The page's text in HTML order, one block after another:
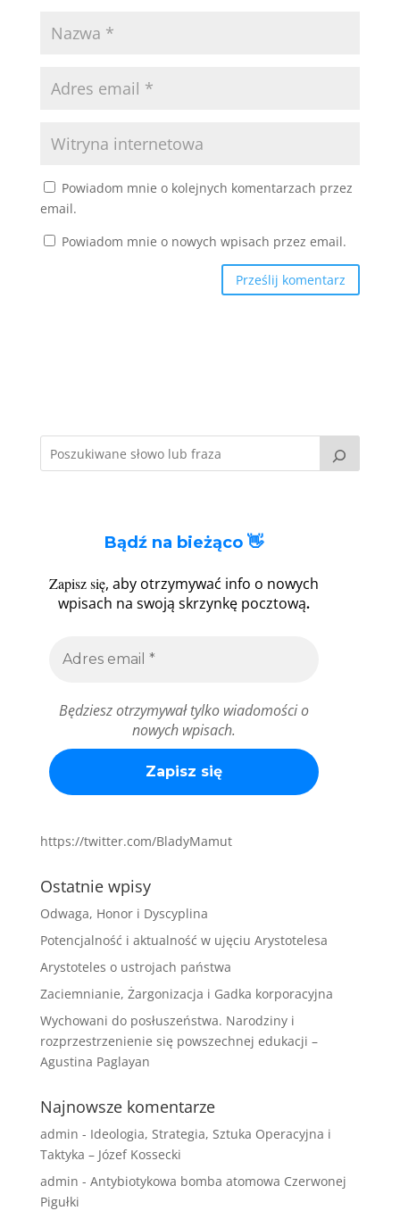
Powiadom mnie o kolejnych komentarzach przez
email.
Powiadom mnie o nowych wpisach przez email.
Bądź na bieżąco 👋
Zapisz się, aby otrzymywać info o nowych
wpisach na swoją skrzynkę pocztową.
Będziesz otrzymywał tylko wiadomości o
nowych wpisach.
https://twitter.com/BladyMamut
Ostatnie wpisy
Odwaga, Honor i Dyscyplina
Potencjalność i aktualność w ujęciu Arystotelesa
Arystoteles o ustrojach państwa
Zaciemnianie, Żargonizacja i Gadka korporacyjna
Wychowani do posłuszeństwa. Narodziny i
rozprzestrzenienie się powszechnej edukacji –
Agustina Paglayan
Najnowsze komentarze
admin - Ideologia, Strategia, Sztuka Operacyjna i
Taktyka – Józef Kossecki
admin - Antybiotykowa bomba atomowa Czerwonej
Pigułki